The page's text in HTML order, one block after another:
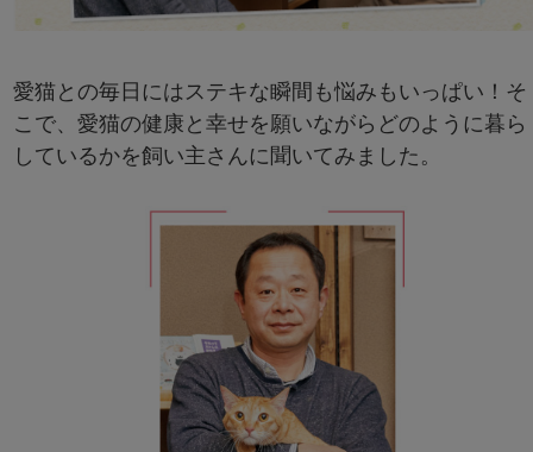
愛猫との毎日にはステキな瞬間も悩みもいっぱい！そ
こで、愛猫の健康と幸せを願いながらどのように暮ら
しているかを飼い主さんに聞いてみました。